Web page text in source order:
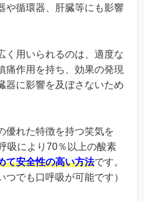
や循環器、肝臓等にも影響
く用いられるのは、適度な
痛作用を持ち、効果の発現
器に影響を及ぼさないため
優れた特徴を持つ笑気を
吸により70％以上の酸素
て安全性の高い方法です。
つでも口呼吸が可能です）